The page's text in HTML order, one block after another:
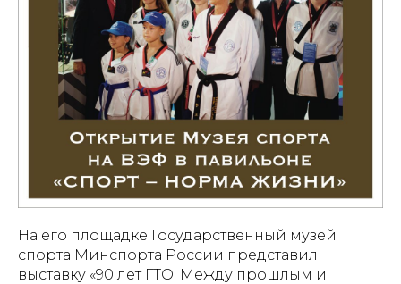
На его площадке Государственный музей
спорта Минспорта России представил
выставку «90 лет ГТО. Между прошлым и